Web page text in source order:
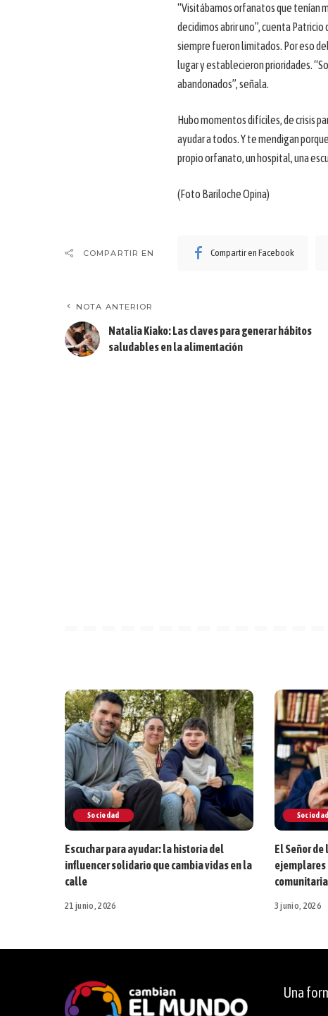
“Visitábamos orfanatos que tenían
decidimos abrir uno”, cuenta
siempre fueron limitados. Por eso
lugar y establecieron prioridades.
abandonados”, señala.
Hubo momentos difíciles, de crisis
ayudar a todos. Y te mendigan
propio orfanato, un hospital, una
(Foto Bariloche Opina)
COMPARTIR EN Compartir en Facebook
NOTA ANTERIOR
Natalia Kiako: Las claves para generar hábitos
saludables en la alimentación
Sociedad
Escuchar para ayudar: la historia del
influencer solidario que cambia vidas en la
calle
21 junio, 2026
Sociedad
El Señor
ejemplares
3 junio, 2026
Una